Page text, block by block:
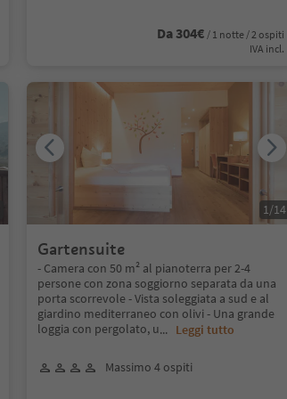
Da 304€ / 1 notte / 2 ospiti
IVA incl.
Gartensuite
- Camera con 50 m² al pianoterra per 2-4
persone con zona soggiorno separata da una
porta scorrevole - Vista soleggiata a sud e al
giardino mediterraneo con olivi - Una grande
loggia con pergolato, u... Leggi tutto
Massimo 4 ospiti
1/14